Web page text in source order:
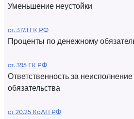
Уменьшение неустойки
ст. 317.1 ГК РФ
Проценты по денежному
ст. 395 ГК РФ
Ответственность за
обязательства
ст 20.25 КоАП РФ